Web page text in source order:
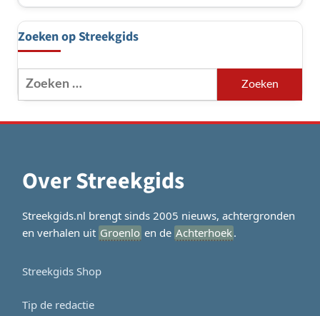
Zoeken op Streekgids
Zoeken
naar:
Over Streekgids
Streekgids.nl brengt sinds 2005 nieuws, achtergronden
en verhalen uit Groenlo en de Achterhoek.
Streekgids Shop
Tip de redactie